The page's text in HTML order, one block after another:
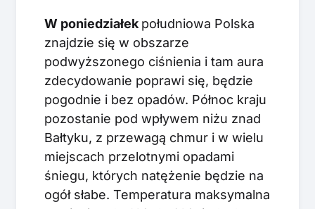
W poniedziałek południowa Polska
znajdzie się w obszarze
podwyższonego ciśnienia i tam aura
zdecydowanie poprawi się, będzie
pogodnie i bez opadów. Północ kraju
pozostanie pod wpływem niżu znad
Bałtyku, z przewagą chmur i w wielu
miejscach przelotnymi opadami
śniegu, których natężenie będzie na
ogół słabe. Temperatura maksymalna